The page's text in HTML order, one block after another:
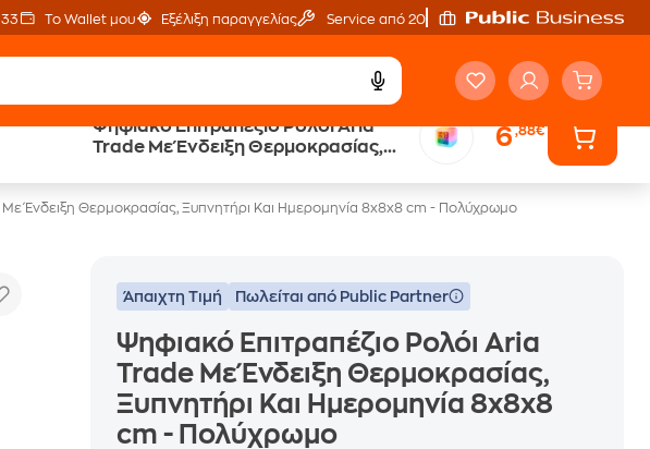
Το Wallet μου Εξέλιξη παραγγελίας Service από 20'
Ψηφιακό Επιτραπέζιο Ρολόι Aria
Trade Με Ένδειξη Θερμοκρασίας,
- Πολύχρωμο
6,88€
Ένδειξη Θερμοκρασίας, Ξυπνητήρι Και Ημερομηνία 8x8x8 cm - Πολύχρωμο
Άπαιχτη Τιμή Πωλείται από Public Partner
Ψηφιακό Επιτραπέζιο Ρολόι Aria
Trade Με Ένδειξη Θερμοκρασίας,
Ξυπνητήρι Και Ημερομηνία 8x8x8
cm - Πολύχρωμο